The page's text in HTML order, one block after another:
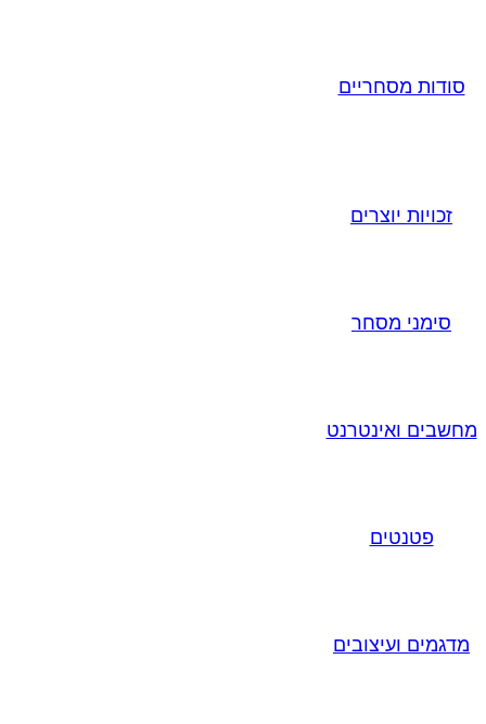
סודות מסחריים
זכויות יוצרים
סימני מסחר
מחשבים ואינטרנט
פטנטים
מדגמים ועיצובים